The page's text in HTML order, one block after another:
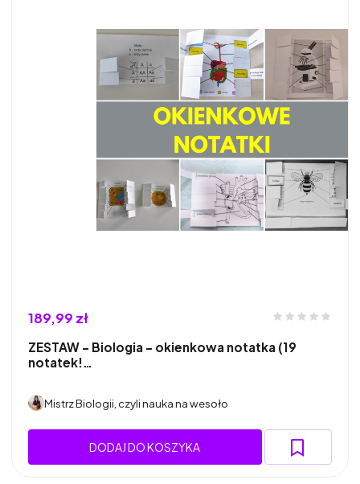
189,99 zł
ZESTAW - Biologia - okienkowa notatka (19
notatek!…
Mistrz Biologii, czyli nauka na wesoło
DODAJ DO KOSZYKA